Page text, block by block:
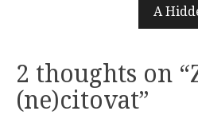
A
2 thoughts on “
(ne)citovat”